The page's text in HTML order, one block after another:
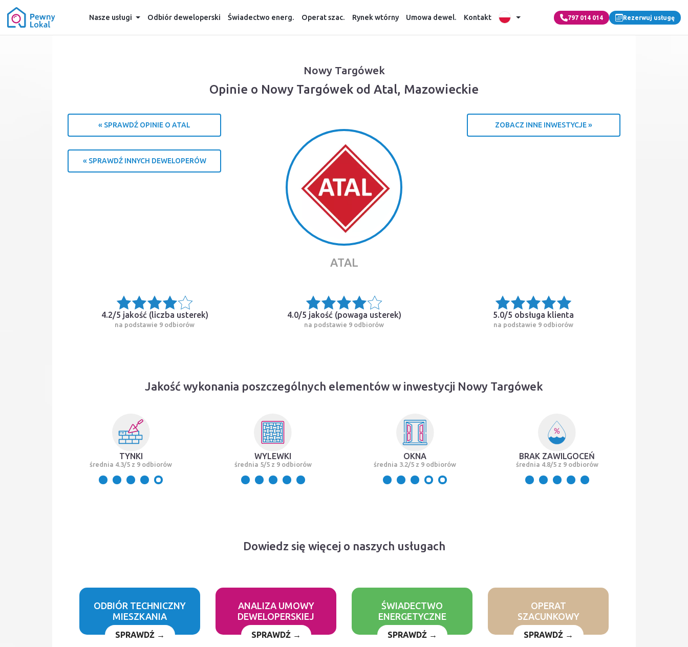
Nasze usługi Odbiór deweloperski Świadectwo energ. Operat szac. Rynek wtórny Umowa dewel. Kontakt 797 014 014 Rezerwuj usługę
Nowy Targówek
Opinie o Nowy Targówek od Atal, Mazowieckie
« SPRAWDŹ OPINIE O ATAL
« SPRAWDŹ INNYCH DEWELOPERÓW
ZOBACZ INNE INWESTYCJE »
ATAL
4.2/5 jakość (liczba usterek)
na podstawie 9 odbiorów
4.0/5 jakość (powaga usterek)
na podstawie 9 odbiorów
5.0/5 obsługa klienta
na podstawie 9 odbiorów
Jakość wykonania poszczególnych elementów w inwestycji Nowy Targówek
TYNKI
średnia 4.3/5 z 9 odbiorów
WYLEWKI
średnia 5/5 z 9 odbiorów
OKNA
średnia 3.2/5 z 9 odbiorów
BRAK ZAWILGOCEŃ
średnia 4.8/5 z 9 odbiorów
Dowiedz się więcej o naszych usługach
ODBIÓR TECHNICZNY
MIESZKANIA
SPRAWDŹ →
ANALIZA UMOWY
DEWELOPERSKIEJ
SPRAWDŹ →
ŚWIADECTWO
ENERGETYCZNE
SPRAWDŹ →
OPERAT
SZACUNKOWY
SPRAWDŹ →